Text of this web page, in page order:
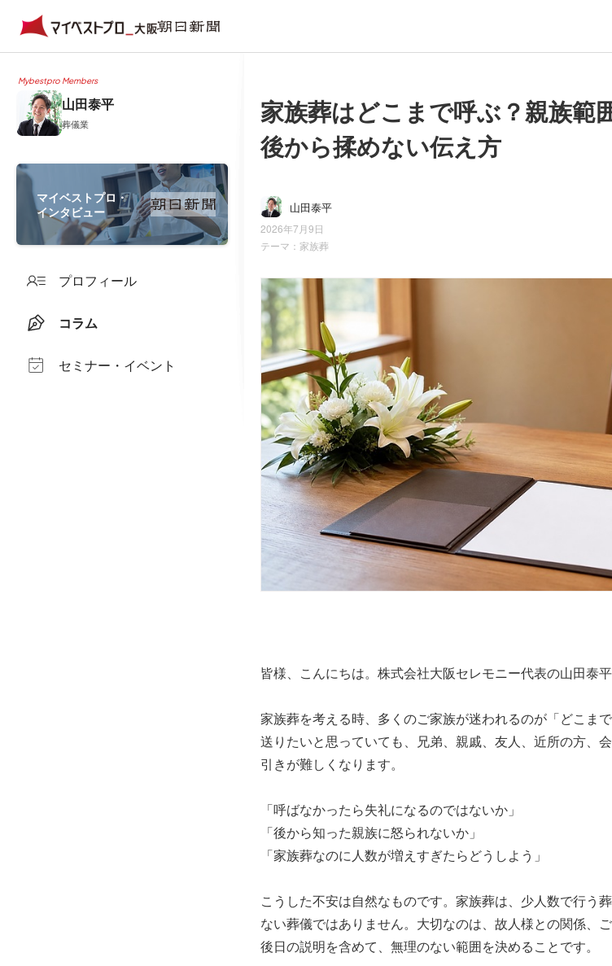
Mybestpro Members
山田泰平
葬儀業
マイベストプロ・
インタビュー
プロフィール
コラム
セミナー・イベント
家族葬はどこまで呼ぶ？親族範
後から揉めない伝え方
山田泰平
2026年7月9日
テーマ： 家族葬
皆様、こんにちは。株式会社大阪セレモニー代表の山田泰平
家族葬を考える時、多くのご家族が迷われるのが「どこま
送りたいと思っていても、兄弟、親戚、友人、近所の方、
引きが難しくなります。
「呼ばなかったら失礼になるのではないか」
「後から知った親族に怒られないか」
「家族葬なのに人数が増えすぎたらどうしよう」
こうした不安は自然なものです。家族葬は、少人数で行う
ない葬儀ではありません。大切なのは、故人様との関係、
後日の説明を含めて、無理のない範囲を決めることです。